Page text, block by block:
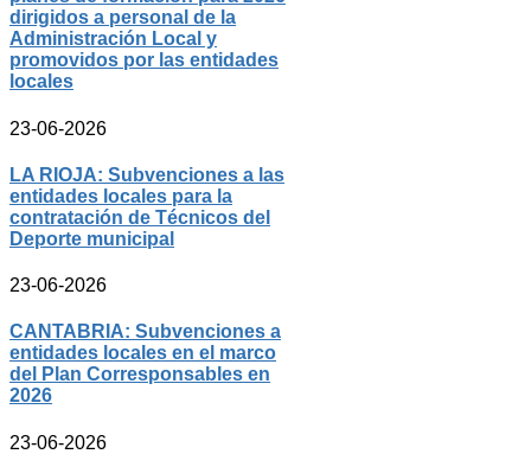
dirigidos a personal de la
Administración Local y
promovidos por las entidades
locales
23-06-2026
LA RIOJA: Subvenciones a las
entidades locales para la
contratación de Técnicos del
Deporte municipal
23-06-2026
CANTABRIA: Subvenciones a
entidades locales en el marco
del Plan Corresponsables en
2026
23-06-2026